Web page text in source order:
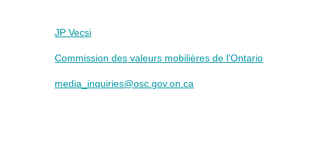
JP Vecsi
Commission des valeurs mobilières de l'Ontario
media_inquiries@osc.gov.on.ca